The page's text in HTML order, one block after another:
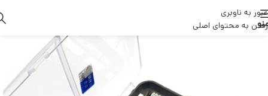
عبور به ناوبری
رفتن به محتوای اصلی